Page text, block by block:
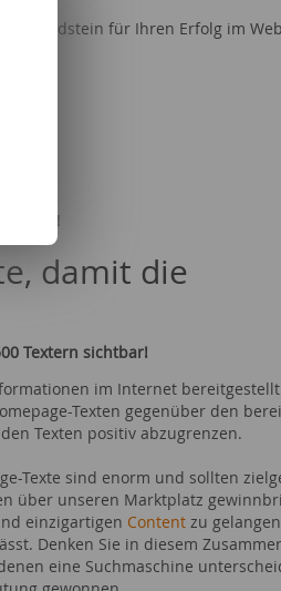
Grundstein für Ihren Erfolg im
an!
damit die
Textern sichtbar!
im Internet
Texten gegenüber den
Texten positiv abzugrenzen.
Texte sind enorm und sollten
über unseren Marktplatz
einzigartigen Content zu
Denken Sie in diesem
eine Suchmaschine